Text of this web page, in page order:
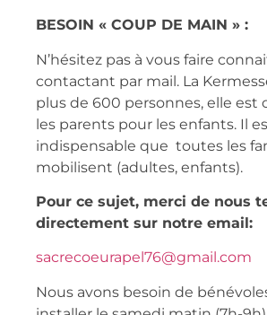
BESOIN « COUP DE MAIN » :
N’hésitez pas à vous faire
contactant par mail. La
plus de 600 personnes, elle est
les parents pour les enfants. Il
indispensable que toutes les
mobilisent (adultes, enfants).
Pour ce sujet, merci de nous
directement sur notre email:
sacrecoeurapel76@gmail.com
Nous avons besoin de